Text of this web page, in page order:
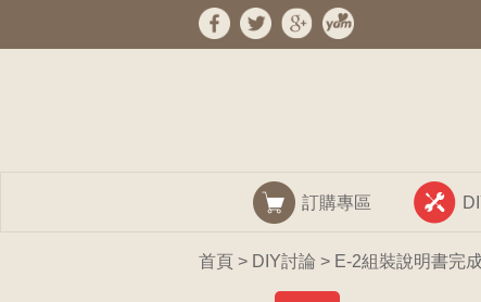
訂購專區
首頁 > DIY討論 > E-2組裝說明書完